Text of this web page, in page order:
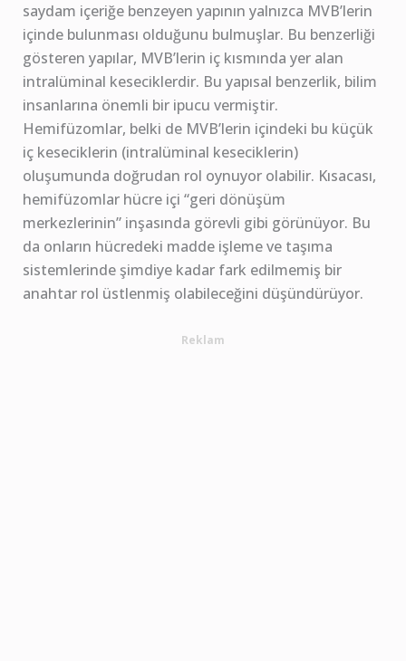
saydam içeriğe benzeyen yapının yalnızca MVB’lerin
içinde bulunması olduğunu bulmuşlar. Bu benzerliği
gösteren yapılar, MVB’lerin iç kısmında yer alan
intralüminal keseciklerdir. Bu yapısal benzerlik, bilim
insanlarına önemli bir ipucu vermiştir.
Hemifüzomlar, belki de MVB’lerin içindeki bu küçük
iç keseciklerin (intralüminal keseciklerin)
oluşumunda doğrudan rol oynuyor olabilir. Kısacası,
hemifüzomlar hücre içi “geri dönüşüm
merkezlerinin” inşasında görevli gibi görünüyor. Bu
da onların hücredeki madde işleme ve taşıma
sistemlerinde şimdiye kadar fark edilmemiş bir
anahtar rol üstlenmiş olabileceğini düşündürüyor.
Reklam